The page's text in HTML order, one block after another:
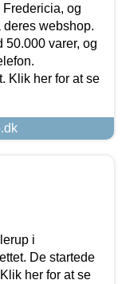
Fredericia, og
webshop.
50.000 varer, og
Klik her for at se
i
De startede
her for at se